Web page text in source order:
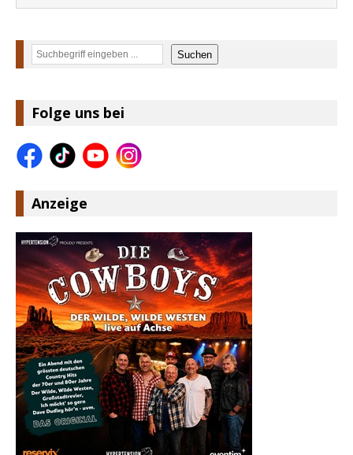
Suchen Suchen
Folge uns bei
Anzeige